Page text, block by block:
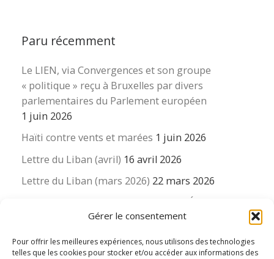
Gérer le consentement
Pour offrir les meilleures expériences, nous utilisons des technologies
telles que les cookies pour stocker et/ou accéder aux informations des
Paru récemment
Le LIEN, via Convergences et son groupe
« politique » reçu à Bruxelles par divers
parlementaires du Parlement européen
1 juin 2026
Haïti contre vents et marées 1 juin 2026
Lettre du Liban (avril) 16 avril 2026
Lettre du Liban (mars 2026) 22 mars 2026
La revue « Educateur » décapitée ? L’Éducation
nouvelle et ses liens avec la revue du Syndicat
16 mars 2026